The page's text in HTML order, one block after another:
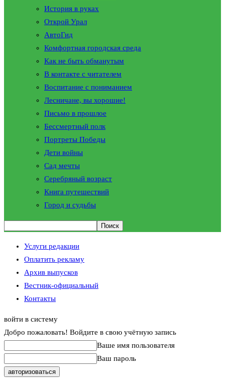
История в руках
Открой Урал
АвтоГид
Комфортная городская среда
Как не быть обманутым
В контакте с читателем
Воспитание с пониманием
Лесничане, вы хорошие!
Письмо в прошлое
Бессмертный полк
Портреты Победы
Дети войны
Сад мечты
Серебряный возраст
Книга путешествий
Город и судьбы
Услуги редакции
Оплатить рекламу
Архив выпусков
Вестник-официальный
Контакты
войти в систему
Добро пожаловать! Войдите в свою учётную запись
Ваше имя пользователя
Ваш пароль